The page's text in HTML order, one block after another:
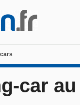
car au